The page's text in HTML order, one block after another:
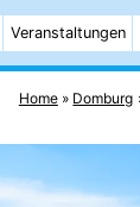
Veranstaltungen
Home Domburg